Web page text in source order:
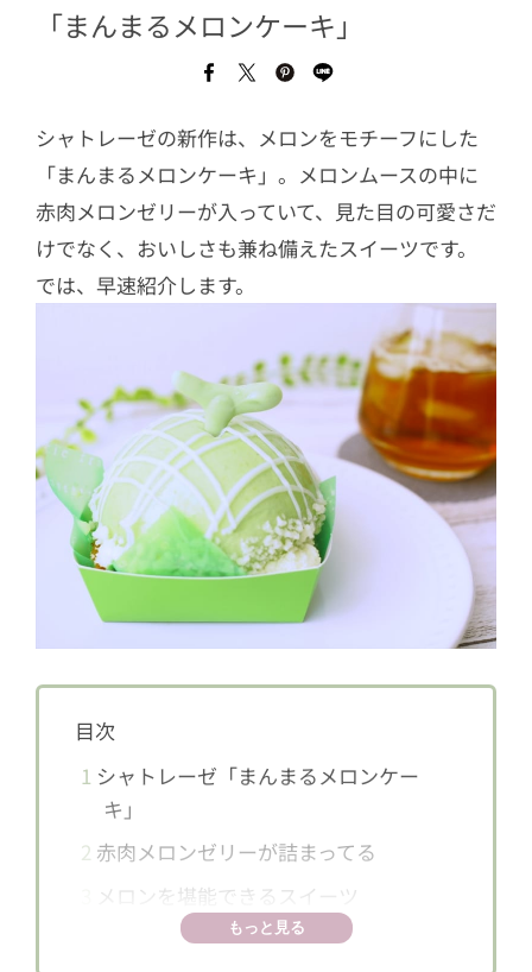
「まんまるメロンケーキ」
シャトレーゼの新作は、メロンをモチーフにした
「まんまるメロンケーキ」。メロンムースの中に
赤肉メロンゼリーが入っていて、見た目の可愛さだ
けでなく、おいしさも兼ね備えたスイーツです。
では、早速紹介します。
目次
1 シャトレーゼ「まんまるメロンケー
キ」
2 赤肉メロンゼリーが詰まってる
メロンを堪能できるスイーツ
もっと見る